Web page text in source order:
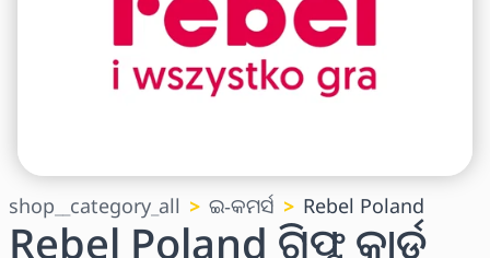
shop__category_all ଇ-କମର୍ସ Rebel Poland
Rebel Poland ଗିଫ୍ଟ କାର୍ଡ